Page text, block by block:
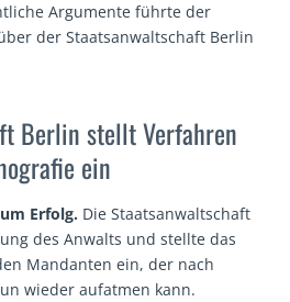
Argumente führte der
der Staatsanwaltschaft Berlin
Berlin stellt Verfahren
ein
Erfolg. Die Staatsanwaltschaft
des Anwalts und stellte das
Mandanten ein, der nach
wieder aufatmen kann.